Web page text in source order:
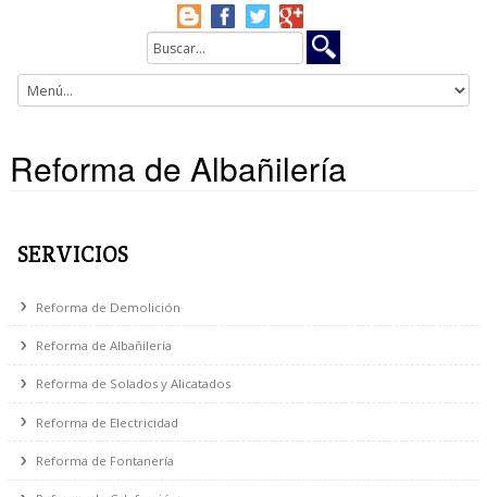
Reforma de Albañilería
Reforma de Demolición
Reforma de Albañilería
Reforma de Electricidad